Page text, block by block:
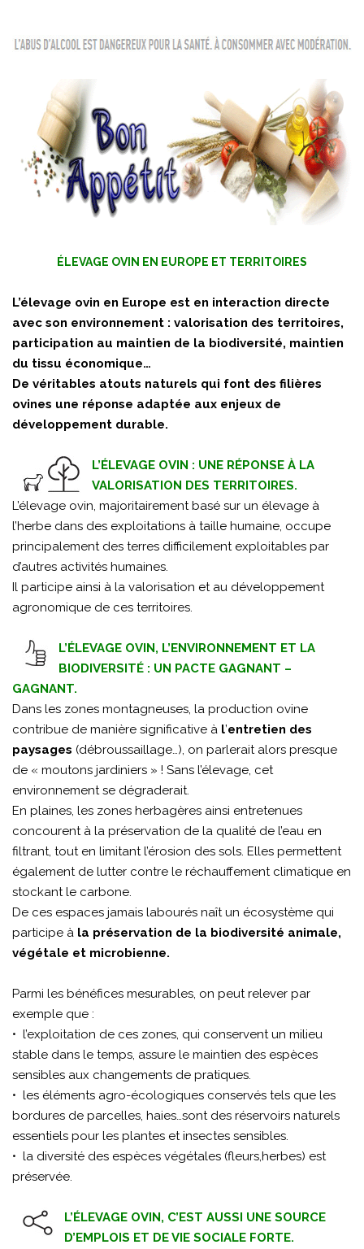
ÉLEVAGE OVIN EN EUROPE ET TERRITOIRES
L’élevage ovin en Europe est en interaction directe
avec son environnement : valorisation des territoires,
participation au maintien de la biodiversité, maintien
du tissu économique…
De véritables atouts naturels qui font des filières
ovines une réponse adaptée aux enjeux de
développement durable.
L’ÉLEVAGE OVIN : UNE RÉPONSE À LA
VALORISATION DES TERRITOIRES.
L’élevage ovin, majoritairement basé sur un élevage à
l’herbe dans des exploitations à taille humaine, occupe
principalement des terres difficilement exploitables par
d’autres activités humaines.
Il participe ainsi à la valorisation et au développement
agronomique de ces territoires.
L’ÉLEVAGE OVIN, L’ENVIRONNEMENT ET LA
BIODIVERSITÉ : UN PACTE GAGNANT –
GAGNANT.
Dans les zones montagneuses, la production ovine
contribue de manière significative à l’entretien des
paysages (débroussaillage…), on parlerait alors presque
de « moutons jardiniers » ! Sans l’élevage, cet
environnement se dégraderait.
En plaines, les zones herbagères ainsi entretenues
concourent à la préservation de la qualité de l’eau en
filtrant, tout en limitant l’érosion des sols. Elles permettent
également de lutter contre le réchauffement climatique en
stockant le carbone.
De ces espaces jamais labourés naît un écosystème qui
participe à la préservation de la biodiversité animale,
végétale et microbienne.
Parmi les bénéfices mesurables, on peut relever par
exemple que :
• l’exploitation de ces zones, qui conservent un milieu
stable dans le temps, assure le maintien des espèces
sensibles aux changements de pratiques.
• les éléments agro-écologiques conservés tels que les
bordures de parcelles, haies…sont des réservoirs naturels
essentiels pour les plantes et insectes sensibles.
• la diversité des espèces végétales (fleurs,herbes) est
préservée.
L’ÉLEVAGE OVIN, C’EST AUSSI UNE SOURCE
D’EMPLOIS ET DE VIE SOCIALE FORTE.